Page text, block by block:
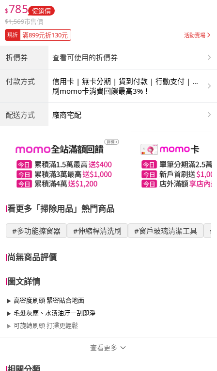
$785 促銷價
$1,569市售價
現折 滿899元折130元 活動賣場
折價券 查看可使用的折價券
付款方式
信用卡 | 無卡分期 | 貨到付款 | 行動支付 | 超
商付款 | ATM | 銀聯卡
刷momo卡消費回饋最高3%！
配送方式 廠商宅配
看更多「掃除用品」熱門商品
#多功能擦窗器 #伸縮桿清洗刷 #窗戶玻璃清潔工具 #
尚無商品評價
圖文詳情
高密度刷頭 緊密貼合地面
毛髮灰塵、水漬油汙一刮即淨
可旋轉刷頭 打掃更輕鬆
查看更多